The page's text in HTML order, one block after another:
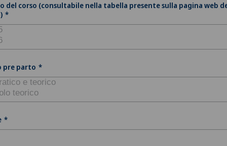
del corso (consultabile nella tabella presente sulla pagina web
pre parto